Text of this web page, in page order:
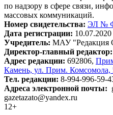
по надзору в сфере связи,
массовых коммуникаций.
Номер свидетельства: ЭЛ №
Дата регистрации: 10.07.2020
Учредитель: МАУ
Директор-главный редактор:
Адрес редакции: 692806,
Камень, ул. Прим. Комсомола,
Тел. редакции: 8-994-996-59-
Адреса электронной почты:
gazetazato@yandex.ru
12+